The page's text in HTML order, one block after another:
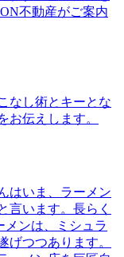
不動産がご案内
なし術とキーとな
お伝えします。
はいま、ラーメン
言います。長らく
ンは、ミシュラ
げつつあります。